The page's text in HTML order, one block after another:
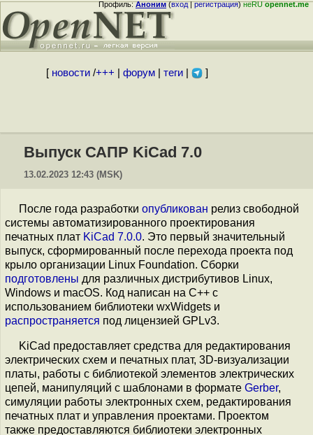
Профиль:Аноним(вход|регистрация)неRUopennet.me
[ новости/+++ форум| теги| ]
Выпуск САПР KiCad 7.0
13.02.2023 12:43 (MSK)
После года разработки опубликован релиз свободной
системы автоматизированного проектирования
печатных плат KiCad 7.0.0. Это первый значительный
выпуск, сформированный после перехода проекта под
крыло организации Linux Foundation. Сборки
подготовлены для различных дистрибутивов Linux,
Windows и macOS. Код написан на C++ с
использованием библиотеки wxWidgets и
распространяется под лицензией GPLv3.
KiCad предоставляет средства для редактирования
электрических схем и печатных плат, 3D-визуализации
платы, работы с библиотекой элементов электрических
цепей, манипуляций с шаблонами в формате Gerber,
симуляции работы электронных схем, редактирования
печатных плат и управления проектами. Проектом
также предоставляются библиотеки электронных